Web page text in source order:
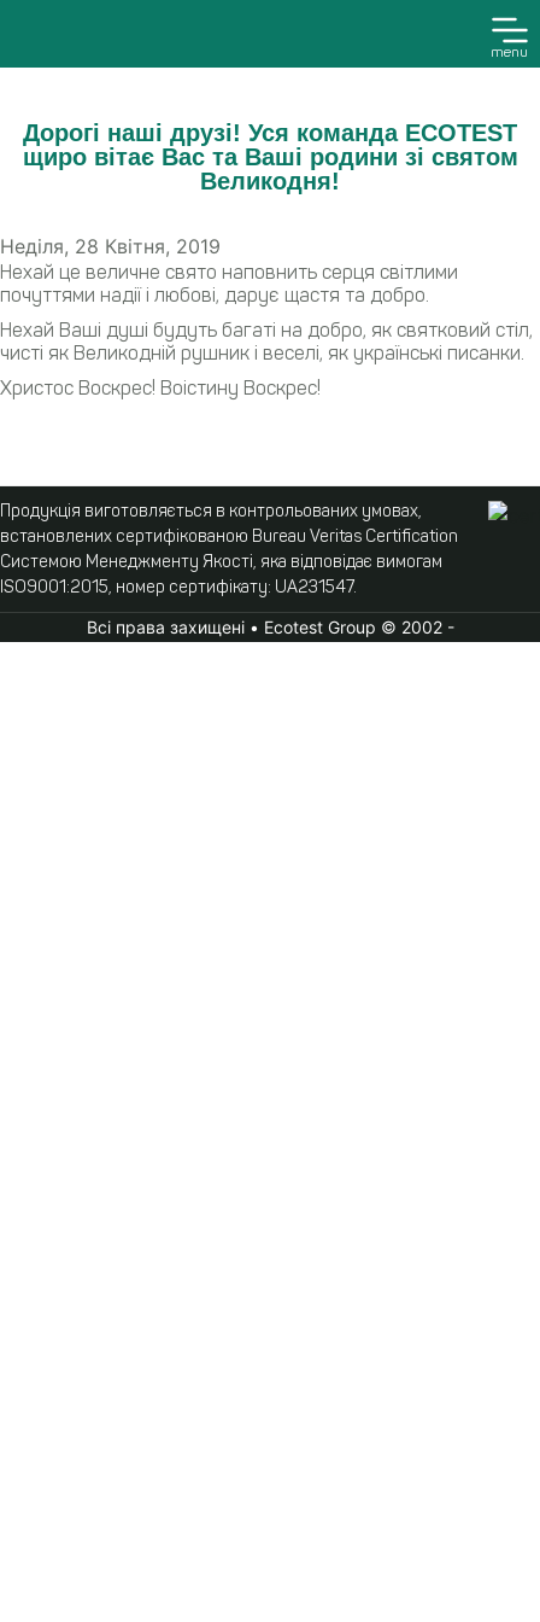
menu
Дорогі наші друзі! Уся команда ECOTEST
щиро вітає Вас та Ваші родини зі святом
Великодня!
Неділя, 28 Квітня, 2019
Нехай це величне свято наповнить серця світлими
почуттями надії і любові, дарує щастя та добро.
Нехай Ваші душі будуть багаті на добро, як святковий стіл,
чисті як Великодній рушник і веселі, як українські писанки.
Христос Воскрес! Воістину Воскрес!
Продукція виготовляється в контрольованих умовах,
встановлених сертифікованою Bureau Veritas Certification
Системою Менеджменту Якості, яка відповідає вимогам
ISO9001:2015, номер сертифікату: UA231547.
Всі права захищені • Ecotest Group © 2002 -